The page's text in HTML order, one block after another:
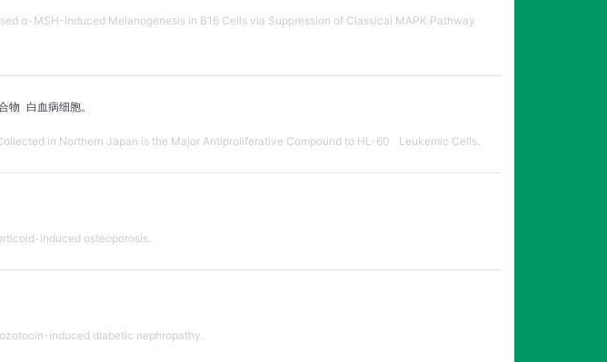
α-MSH-Induced Melanogenesis in B16 Cells via Suppression of Classical MAPK Pathway
物 白血病细胞。
in Northern Japan is the Major Antiproliferative Compound to HL-60 Leukemic Cells.
induced osteoporosis.
induced diabetic nephropathy.